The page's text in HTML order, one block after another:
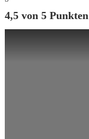
4,5 von 5 Punkten